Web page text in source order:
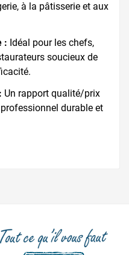
à la pâtisserie et aux
: Idéal pour les chefs,
soucieux de
Un rapport qualité/prix
durable et